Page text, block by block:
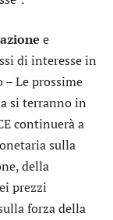
e
di interesse in
Le prossime
si terranno in
continuerà a
sulla
della
prezzi
forza della